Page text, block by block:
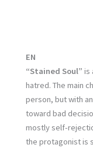
EN
“Stained Soul” is
hatred. The main
person, but with
toward bad
mostly self-
the protagonist is